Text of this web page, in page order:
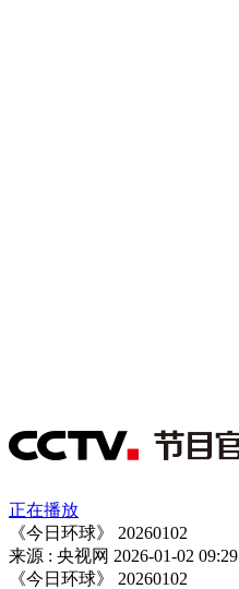
正在播放
《今日环球》 20260102
来源 : 央视网 2026-01-02 09:29
《今日环球》 20260102